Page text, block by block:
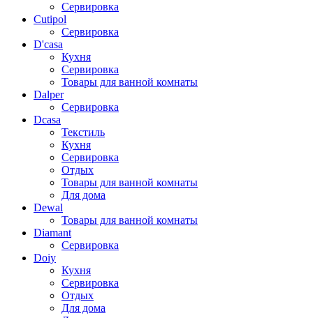
Сервировка
Cutipol
Сервировка
D'casa
Кухня
Сервировка
Товары для ванной комнаты
Dalper
Сервировка
Dcasa
Текстиль
Кухня
Сервировка
Отдых
Товары для ванной комнаты
Для дома
Dewal
Товары для ванной комнаты
Diamant
Сервировка
Doiy
Кухня
Сервировка
Отдых
Для дома